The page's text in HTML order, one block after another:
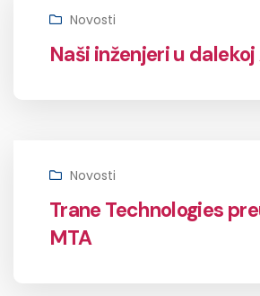
Novosti
Naši inženjeri u dalekoj
Novosti
Trane Technologies
MTA